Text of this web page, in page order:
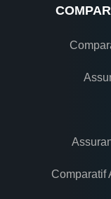
Comparatif